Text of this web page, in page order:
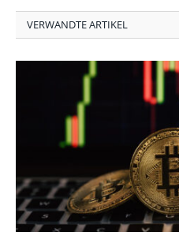
VERWANDTE ARTIKEL